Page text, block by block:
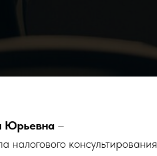
Юрьевна –
налогового консультирования